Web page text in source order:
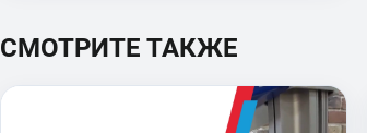
СМОТРИТЕ ТАКЖЕ